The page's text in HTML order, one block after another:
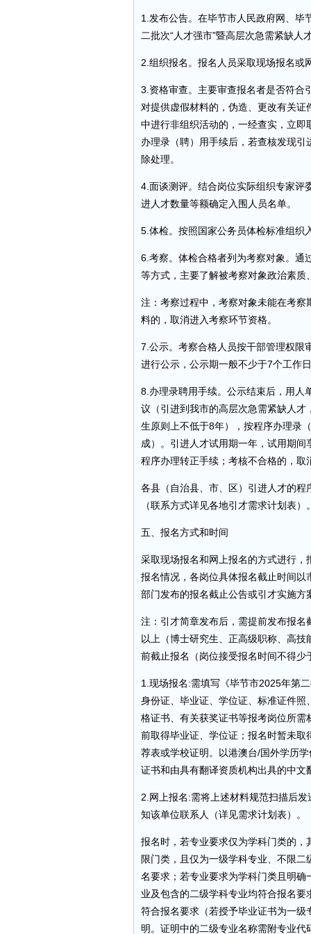
1.发布公告。在毕节市人民政府网、毕
二批次“人才强市”暨高层次急需紧缺人
2.组织报名。报名人员采取现场报名或
3.资格审查。主要审查报名者是否符合
对提供虚假材料的，伪造、更改有关
中进行非组织活动的，一经查实，立
办理录（聘）用手续后，若查核发现
除处理。
4.面谈测评。结合岗位实际组织专家评
进人才数量等额确定入围人员名单。
5.体检。按照国家公务员体检标准组织
6.考察。体检合格者列为考察对象。通
等方式，主要了解被考察对象政治素
注：考察过程中，考察对象未能在考
料的，取消进入考察环节资格。
7.公示。考察合格人员按干部管理权限
进行公示，公示期一般不少于7个工作
8.办理录聘用手续。公示结束后，用人
议（引进到我市的高层次急需紧缺人
生原则上不低于8年），按程序办理录
成）。引进人才试用期一年，试用期
程序办理转正手续；考核不合格的，取
各县（自治县、市、区）引进人才的
（联系方式详见各地引才需求计划表）
五、报名方式和时间
采取现场报名和网上报名的方式进行
报名情况，各岗位具体报名截止时间
部门发布的报名截止公告或引才实施
注：引才简章发布后，需提前发布报
以上（博士研究生、正高级职称、高
前截止报名（岗位接受报名时间不得少
1.现场报名:需填写《毕节市2025年第
身份证、毕业证、学位证、标准证件照
格证书、有关获奖证书等报考岗位所
前取得毕业证、学位证；报名时暂未
荐表或学校证明。以港澳台/国外学历
证书和由具有翻译资质机构出具的中
2.网上报名:需将上述材料规范扫描后
知该单位联系人（详见需求计划表）。
报名时，若专业要求仅为学科门类的
限门类，且仅为一级学科专业、不限
名要求；若专业要求为学科门类且明
业及包含的二级学科专业均符合报名
符合报名要求（若授予毕业证书为一
明。证明中的二级专业名称需附专业